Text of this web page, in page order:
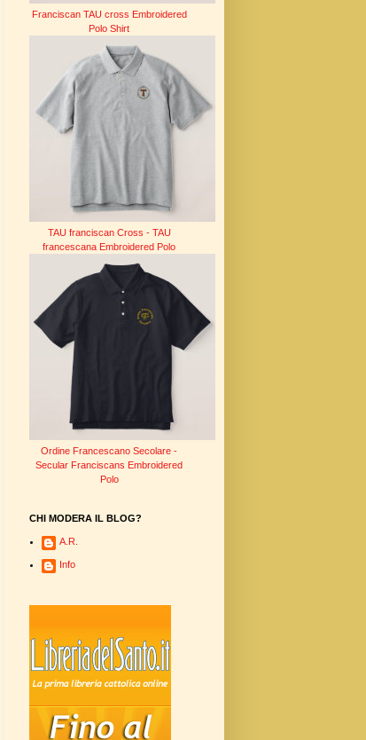
Franciscan TAU cross Embroidered
Polo Shirt
TAU franciscan Cross - TAU
francescana Embroidered Polo
Ordine Francescano Secolare -
Secular Franciscans Embroidered
Polo
CHI MODERA IL BLOG?
A.R.
Info